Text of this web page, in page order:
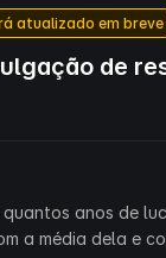
atualizado em breve
de
anos de
a média dela e